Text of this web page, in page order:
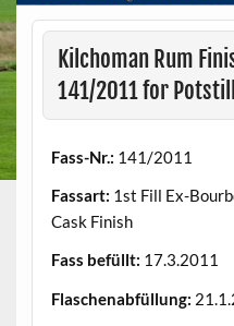
Kilchoman Rum
141/2011 for
Fass-Nr.: 141/2011
Fassart: 1st Fill Ex-
Cask Finish
Fass befüllt: 17.3.2011
Flaschenabfüllung: